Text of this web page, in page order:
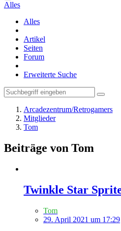
Alles
Alles
Artikel
Seiten
Forum
Erweiterte Suche
Arcadezentrum/Retrogamers
Mitglieder
Tom
Beiträge von Tom
Twinkle Star
Tom
29. April 2021 um 17:29